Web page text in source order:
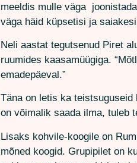
meeldis mulle väga
väga häid küpsetisi ja
Neli aastat tegutsenud Piret
ruumides kaasamüügiga.
emadepäeval.”
Täna on letis ka
on võimalik saada ilma, tuleb
Lisaks kohvile-koogile on
mõned koogid. Grupipilet on